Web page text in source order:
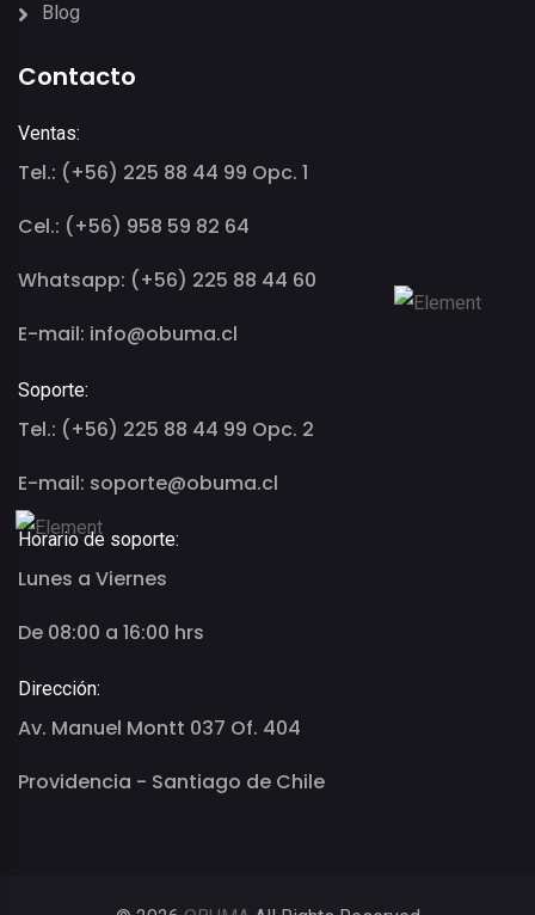
Blog
Contacto
Ventas:
Tel.: (+56) 225 88 44 99 Opc. 1
Cel.: (+56) 958 59 82 64
Whatsapp: (+56) 225 88 44 60
E-mail: info@obuma.cl
Soporte:
Tel.: (+56) 225 88 44 99 Opc. 2
E-mail: soporte@obuma.cl
Horario de soporte:
Lunes a Viernes
De 08:00 a 16:00 hrs
Dirección:
Av. Manuel Montt 037 Of. 404
Providencia - Santiago de Chile